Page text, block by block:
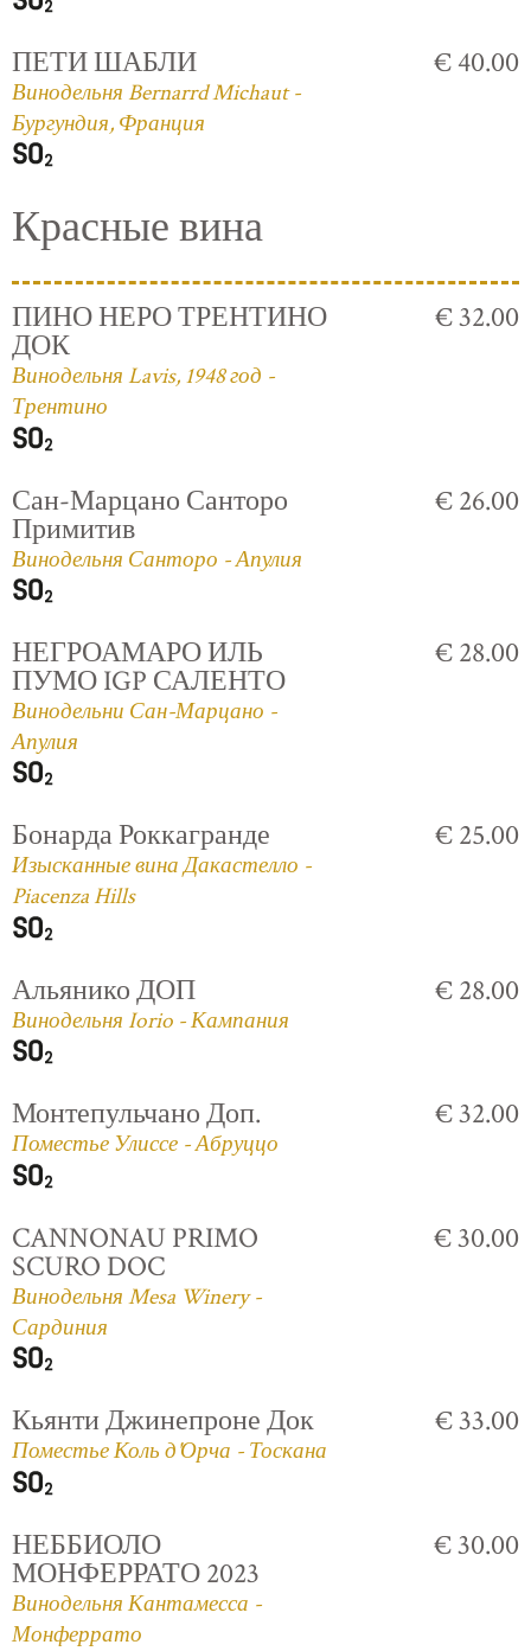
ПЕТИ ШАБЛИ
Винодельня Bernarrd Michaut -
Бургундия, Франция
€ 40.00
Красные вина
ПИНО НЕРО ТРЕНТИНО
ДОК
Винодельня Lavis, 1948 год -
Трентино
€ 32.00
Сан-Марцано Санторо
Примитив
Винодельня Санторо - Апулия
€ 26.00
НЕГРОАМАРО ИЛЬ
ПУМО IGP САЛЕНТО
Винодельни Сан-Марцано -
Апулия
€ 28.00
Бонарда Роккагранде
Изысканные вина Дакастелло -
Piacenza Hills
€ 25.00
Альянико ДОП
Винодельня Iorio - Кампания
€ 28.00
Монтепульчано Доп.
Поместье Улиссе - Абруццо
€ 32.00
CANNONAU PRIMO
SCURO DOC
Винодельня Mesa Winery -
Сардиния
€ 30.00
Кьянти Джинепроне Док
Поместье Коль д'Орча - Тоскана
€ 33.00
НЕББИОЛО
МОНФЕРРАТО 2023
Винодельня Кантамесса -
Монферрато
€ 30.00